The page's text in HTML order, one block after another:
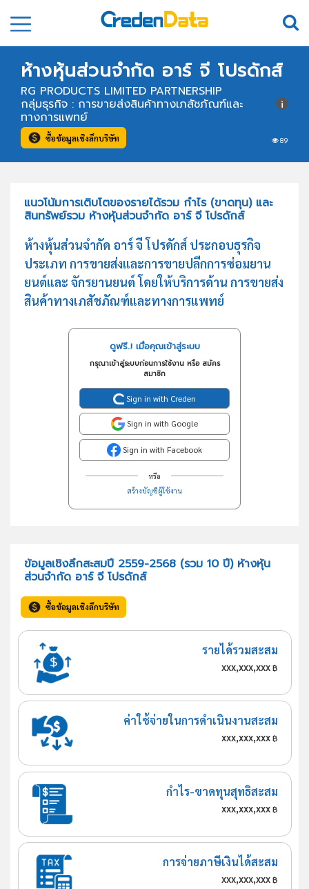
ห้างหุ้นส่วนจำกัด อาร์ จี โปรดักส์
RG PRODUCTS LIMITED PARTNERSHIP
89
กลุ่มธุรกิจ : การขายส่งสินค้าทางเภสัชภัณฑ์และ
ทางการแพทย์
ซื้อข้อมูลเชิงลึกบริษัท
แนวโน้มการเติบโตของรายได้รวม กำไร (ขาดทุน) และ
สินทรัพย์รวม ห้างหุ้นส่วนจำกัด อาร์ จี โปรดักส์
ห้างหุ้นส่วนจำกัด อาร์ จี โปรดักส์ ประกอบธุรกิจ
ประเภท การขายส่งและการขายปลีกการซ่อมยาน
ยนต์และ จักรยานยนต์ โดยให้บริการด้าน การขายส่ง
สินค้าทางเภสัชภัณฑ์และทางการแพทย์
ดูฟรี..! เมื่อคุณเข้าสู่ระบบ
กรุณาเข้าสู่ระบบก่อนการใช้งาน หรือ สมัคร
สมาชิก
Sign in with Creden
Sign in with Google
Sign in with Facebook
หรือ
สร้างบัญชีผู้ใช้งาน
ข้อมูลเชิงลึกสะสมปี 2559-2568 (รวม 10 ปี) ห้างหุ้น
ส่วนจำกัด อาร์ จี โปรดักส์
ซื้อข้อมูลเชิงลึกบริษัท
รายได้รวมสะสม
xxx,xxx,xxx฿
ค่าใช้จ่ายในการดำเนินงานสะสม
xxx,xxx,xxx฿
กำไร-ขาดทุนสุทธิสะสม
xxx,xxx,xxx฿
การจ่ายภาษีเงินได้สะสม
xxx,xxx,xxx฿